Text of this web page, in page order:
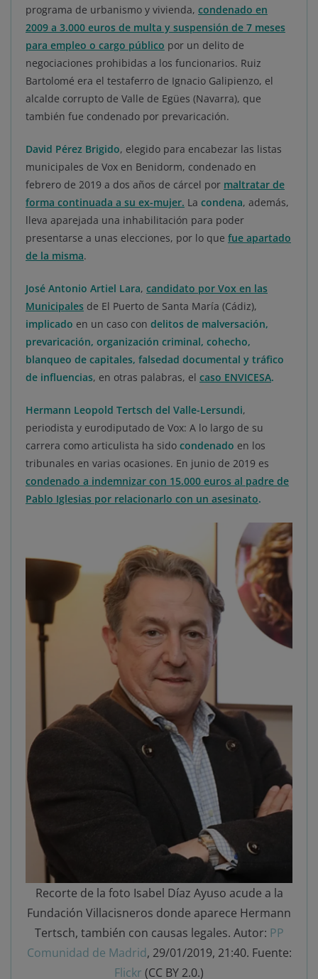
programa de urbanismo y vivienda, condenado en
2009 a 3.000 euros de multa y suspensión de 7 meses
para empleo o cargo público por un delito de
negociaciones prohibidas a los funcionarios. Ruiz
Bartolomé era el testaferro de Ignacio Galipienzo, el
alcalde corrupto de Valle de Egües (Navarra), que
también fue condenado por prevaricación.
David Pérez Brigido, elegido para encabezar las listas
municipales de Vox en Benidorm, condenado en
febrero de 2019 a dos años de cárcel por maltratar de
forma continuada a su ex-mujer. La condena, además,
lleva aparejada una inhabilitación para poder
presentarse a unas elecciones, por lo que fue apartado
de la misma.
José Antonio Artiel Lara, candidato por Vox en las
Municipales de El Puerto de Santa María (Cádiz),
implicado en un caso con delitos de malversación,
prevaricación, organización criminal, cohecho,
blanqueo de capitales, falsedad documental y tráfico
de influencias, en otras palabras, el caso ENVICESA.
Hermann Leopold Tertsch del Valle-Lersundi,
periodista y eurodiputado de Vox: A lo largo de su
carrera como articulista ha sido condenado en los
tribunales en varias ocasiones. En junio de 2019 es
condenado a indemnizar con 15.000 euros al padre de
Pablo Iglesias por relacionarlo con un asesinato.
Recorte de la foto Isabel Díaz Ayuso acude a la
Fundación Villacisneros donde aparece Hermann
Tertsch, también con causas legales. Autor: PP
Comunidad de Madrid, 29/01/2019, 21:40. Fuente:
Flickr (CC BY 2.0.)